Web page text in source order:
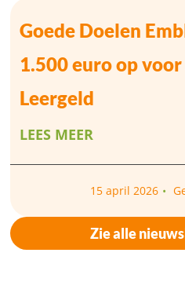
Goede Doelen
1.500 euro op
Leergeld
LEES MEER
15 april 2026
Zie alle